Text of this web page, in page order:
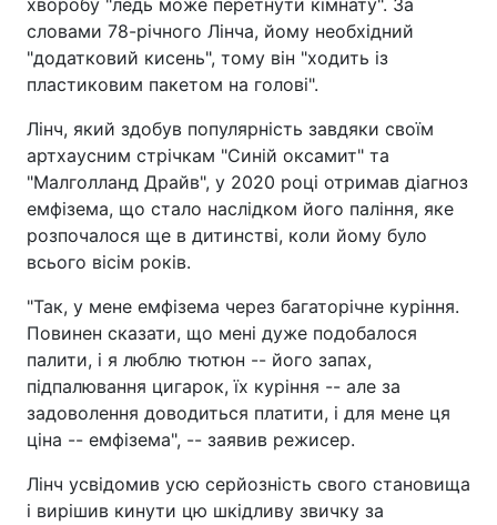
хворобу "ледь може перетнути кімнату". За
словами 78-річного Лінча, йому необхідний
"додатковий кисень", тому він "ходить із
пластиковим пакетом на голові".
Лінч, який здобув популярність завдяки своїм
артхаусним стрічкам "Синій оксамит" та
"Малголланд Драйв", у 2020 році отримав діагноз
емфізема, що стало наслідком його паління, яке
розпочалося ще в дитинстві, коли йому було
всього вісім років.
"Так, у мене емфізема через багаторічне куріння.
Повинен сказати, що мені дуже подобалося
палити, і я люблю тютюн -- його запах,
підпалювання цигарок, їх куріння -- але за
задоволення доводиться платити, і для мене ця
ціна -- емфізема", -- заявив режисер.
Лінч усвідомив усю серйозність свого становища
і вирішив кинути цю шкідливу звичку за